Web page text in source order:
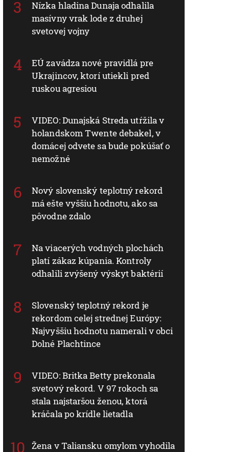
Nízka hladina Dunaja odhalila
masívny vrak lode z druhej
svetovej vojny
EÚ zavádza nové pravidlá pre
Ukrajincov, ktorí utiekli pred
ruskou agresiou
VIDEO: Dunajská Streda utŕžila v
holandskom Twente debakel, v
domácej odvete sa bude pokúšať o
nemožné
Nový slovenský teplotný rekord
má ešte vyššiu hodnotu, ako sa
pôvodne zdalo
Na viacerých vodných plochách
platí zákaz kúpania. Kontroly
odhalili zvýšený výskyt baktérií
Slovenský teplotný rekord je
rekordom celej strednej Európy:
Najvyššiu hodnotu namerali v obci
Dolné Plachtince
VIDEO: Britka Betty prekonala
svetový rekord. V 97 rokoch sa
stala najstaršou ženou, ktorá
kráčala po krídle lietadla
Žena v Taliansku omylom vyhodila